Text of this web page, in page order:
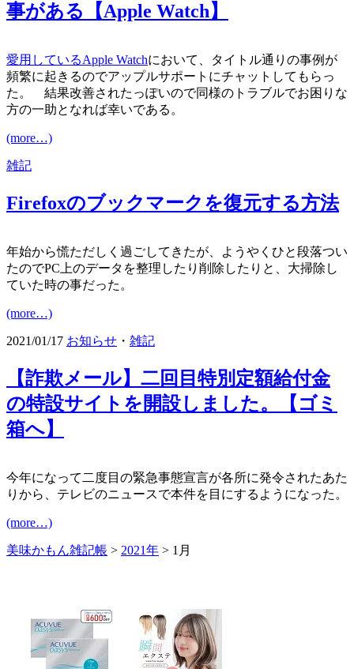
事がある【Apple Watch】
愛用しているApple Watchにおいて、タイトル通りの事例が
頻繁に起きるのでアップルサポートにチャットしてもらっ
た。 結果改善されたっぽいので同様のトラブルでお困りな
方の一助となれば幸いである。
(more…)
雑記
Firefoxのブックマークを復元する方法
年始から慌ただしく過ごしてきたが、ようやくひと段落つい
たのでPC上のデータを整理したり削除したりと、大掃除し
ていた時の事だった。
(more…)
2021/01/17 お知らせ ・ 雑記
【詐欺メール】二回目特別定額給付金
の特設サイトを開設しました。【ゴミ
箱へ】
今年になって二度目の緊急事態宣言が各所に発令されたあた
りから、テレビのニュースで本件を目にするようになった。
(more…)
美味かもん雑記帳 > 2021年 > 1月